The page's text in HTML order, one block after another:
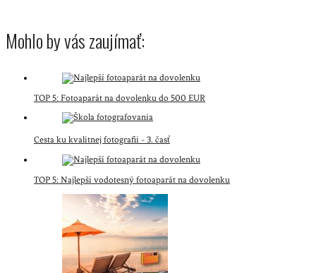
Mohlo by vás zaujímať:
TOP 5: Fotoaparát na dovolenku do 500 EUR
Cesta ku kvalitnej fotografii - 3. časť
TOP 5: Najlepší vodotesný fotoaparát na dovolenku